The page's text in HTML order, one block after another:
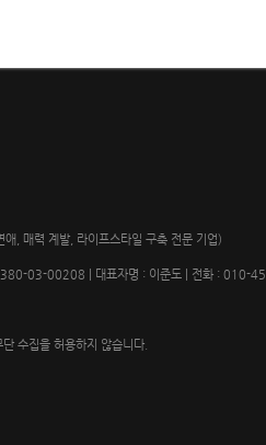
, 매력 계발, 라이프스타일 구축 전문 기업)
380-03-00208 | 대표자명 : 이준도 | 전화 :
수집을 허용하지 않습니다.